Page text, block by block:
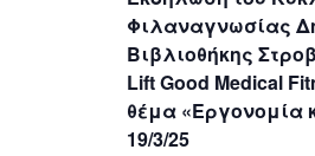
Φιλαναγνωσίας
Βιβλιοθήκης
Lift Good Medical
θέμα «Εργονομία
19/3/25